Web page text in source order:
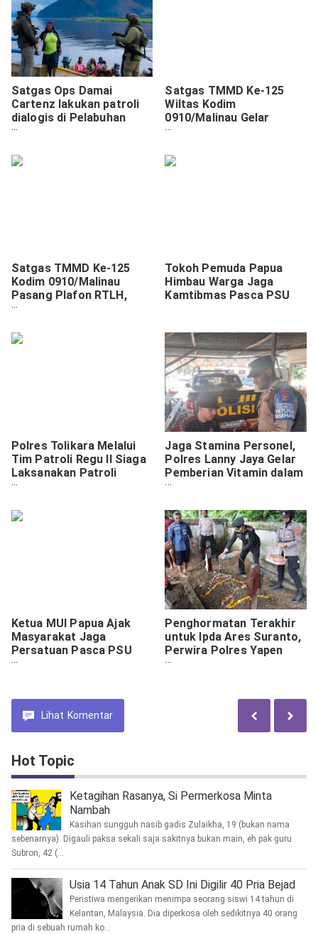
Satgas Ops Damai
Cartenz lakukan patroli
dialogis di Pelabuhan
Aikai
Satgas TMMD Ke-125
Wiltas Kodim
0910/Malinau Gelar
Penyuluhan Hukum dan
Satgas TMMD Ke-125
Kodim 0910/Malinau
Pasang Plafon RTLH,
Wujudkan Hunian Nyaman
Tokoh Pemuda Papua
Himbau Warga Jaga
Kamtibmas Pasca PSU
Polres Tolikara Melalui
Tim Patroli Regu II Siaga
Laksanakan Patroli
Malam Hari Di Wilayah
Jaga Stamina Personel,
Polres Lanny Jaya Gelar
Pemberian Vitamin dalam
Ops Rasaka Cartenz-2025
Ketua MUI Papua Ajak
Masyarakat Jaga
Persatuan Pasca PSU
Pilgub Papua
Penghormatan Terakhir
untuk Ipda Ares Suranto,
Perwira Polres Yapen
Gugur Saat Tugas
Lihat Komentar
Hot Topic
Ketagihan Rasanya, Si Permerkosa Minta
Nambah
Kasihan sungguh nasib gadis Zulaikha, 19 (bukan nama
sebenarnya). Digauli paksa sekali saja sakitnya bukan main, eh pak guru
Subron, 42 (...
Usia 14 Tahun Anak SD Ini Digilir 40 Pria Bejad
Peristiwa mengerikan menimpa seorang siswi 14 tahun di
Kelantan, Malaysia. Dia diperkosa oleh sedikitnya 40 orang
pria di sebuah rumah ko...